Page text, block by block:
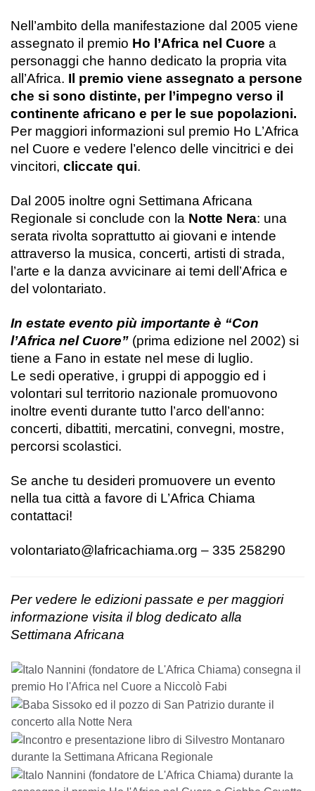
Nell’ambito della manifestazione dal 2005 viene
assegnato il premio Ho l’Africa nel Cuore a
personaggi che hanno dedicato la propria vita
all’Africa. Il premio viene assegnato a persone
che si sono distinte, per l’impegno verso il
continente africano e per le sue popolazioni.
Per maggiori informazioni sul premio Ho L’Africa
nel Cuore e vedere l’elenco delle vincitrici e dei
vincitori, cliccate qui.
Dal 2005 inoltre ogni Settimana Africana
Regionale si conclude con la Notte Nera: una
serata rivolta soprattutto ai giovani e intende
attraverso la musica, concerti, artisti di strada,
l’arte e la danza avvicinare ai temi dell’Africa e
del volontariato.
In estate evento più importante è “Con
l’Africa nel Cuore” (prima edizione nel 2002) si
tiene a Fano in estate nel mese di luglio.
Le sedi operative, i gruppi di appoggio ed i
volontari sul territorio nazionale promuovono
inoltre eventi durante tutto l’arco dell’anno:
concerti, dibattiti, mercatini, convegni, mostre,
percorsi scolastici.
Se anche tu desideri promuovere un evento
nella tua città a favore di L’Africa Chiama
contattaci!
volontariato@lafricachiama.org – 335 258290
Per vedere le edizioni passate e per maggiori
informazione visita ilblog dedicato alla
Settimana Africana